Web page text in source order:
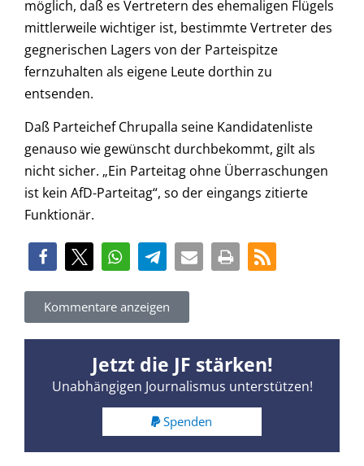
möglich, daß es Vertretern des ehemaligen Flügels
mittlerweile wichtiger ist, bestimmte Vertreter des
gegnerischen Lagers von der Parteispitze
fernzuhalten als eigene Leute dorthin zu
entsenden.
Daß Parteichef Chrupalla seine Kandidatenliste
genauso wie gewünscht durchbekommt, gilt als
nicht sicher. „Ein Parteitag ohne Überraschungen
ist kein AfD-Parteitag“, so der eingangs zitierte
Funktionär.
Kommentare anzeigen
Jetzt die JF stärken!
Unabhängigen Journalismus unterstützen!
Spenden